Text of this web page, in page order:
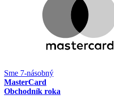
Sme 7-násobný
MasterCard
Obchodník roka